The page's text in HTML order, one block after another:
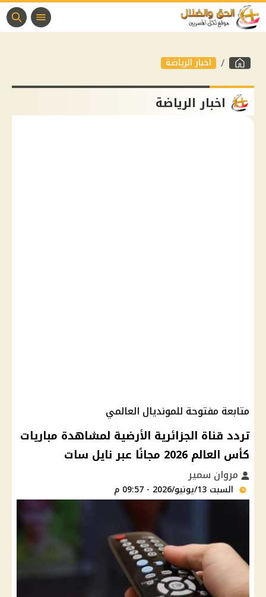
اخبار الرياضة
اخبار الرياضة
متابعة مفتوحة للمونديال العالمي
تردد قناة الجزائرية الأرضية لمشاهدة مباريات
كأس العالم 2026 مجانًا عبر نايل سات
مروان سمير
السبت 13/يونيو/2026 - 09:57 م